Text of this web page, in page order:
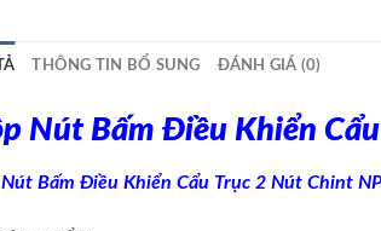
THÔNG TIN BỔ SUNG ĐÁNH GIÁ (0)
Nút Bấm Điều Khiển
Bấm Điều Khiển Cẩu Trục 2 Nút Chint